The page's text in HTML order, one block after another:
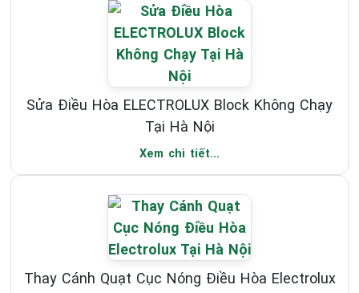
Sửa Điều Hòa ELECTROLUX Block Không Chạy
Tại Hà Nội
Xem chi tiết...
Thay Cánh Quạt Cục Nóng Điều Hòa Electrolux